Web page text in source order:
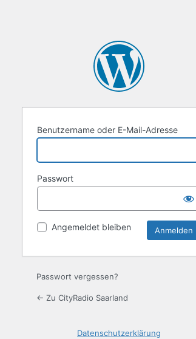
Benutzername oder E-Mail-Adresse
Passwort
Angemeldet bleiben
Passwort vergessen?
← Zu CityRadio Saarland
Datenschutzerklärung